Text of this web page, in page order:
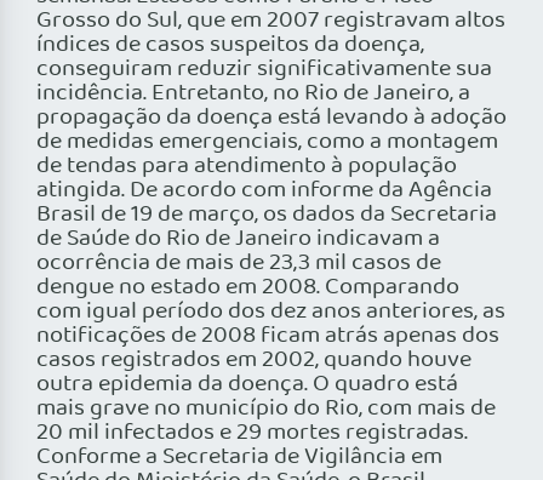
Grosso do Sul, que em 2007 registravam altos
índices de casos suspeitos da doença,
conseguiram reduzir significativamente sua
incidência. Entretanto, no Rio de Janeiro, a
propagação da doença está levando à adoção
de medidas emergenciais, como a montagem
de tendas para atendimento à população
atingida. De acordo com informe da Agência
Brasil de 19 de março, os dados da Secretaria
de Saúde do Rio de Janeiro indicavam a
ocorrência de mais de 23,3 mil casos de
dengue no estado em 2008. Comparando
com igual período dos dez anos anteriores, as
notificações de 2008 ficam atrás apenas dos
casos registrados em 2002, quando houve
outra epidemia da doença. O quadro está
mais grave no município do Rio, com mais de
20 mil infectados e 29 mortes registradas.
Conforme a Secretaria de Vigilância em